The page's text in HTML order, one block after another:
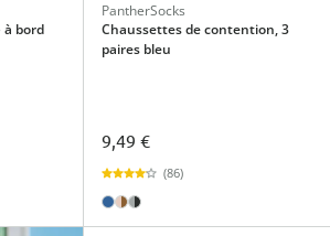
à bord
PantherSocks
Chaussettes de contention, 3
paires bleu
9,49 €
(86)